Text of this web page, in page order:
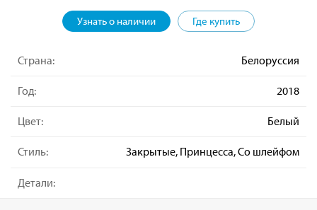
Узнать о наличии Где купить
Страна: Белоруссия
Год: 2018
Цвет: Белый
Стиль: Закрытые, Принцесса, Со шлейфом
Детали: